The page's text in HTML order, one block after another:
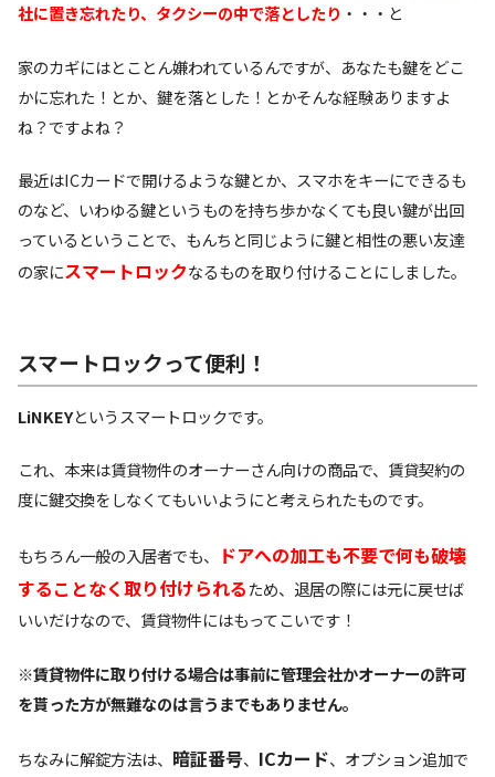
社に置き忘れたり、タクシーの中で落としたり ・・・と
家のカギにはとことん嫌われているんですが、あなたも鍵をどこ
かに忘れた！とか、鍵を落とした！とかそんな経験ありますよ
ね？ですよね？
最近はICカードで開けるような鍵とか、スマホをキーにできるも
のなど、いわゆる鍵というものを持ち歩かなくても良い鍵が出回
っているということで、もんちと同じように鍵と相性の悪い友達
の家にスマートロックなるものを取り付けることにしました。
スマートロックって便利！
LiNKEYというスマートロックです。
これ、本来は賃貸物件のオーナーさん向けの商品で、賃貸契約の
度に鍵交換をしなくてもいいようにと考えられたものです。
もちろん一般の入居者でも、
ドアへの加工も不要で何も破壊
することなく取り付けられるため、退居の際には元に戻せば
いいだけなので、賃貸物件にはもってこいです！
※賃貸物件に取り付ける場合は事前に管理会社かオーナーの許可
を貰った方が無難なのは言うまでもありません。
ちなみに解錠方法は、 暗証番号、 ICカード、オプション追加で